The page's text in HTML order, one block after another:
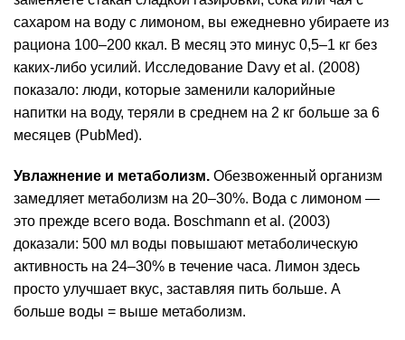
сахаром на воду с лимоном, вы ежедневно убираете из
рациона 100–200 ккал. В месяц это минус 0,5–1 кг без
каких-либо усилий. Исследование Davy et al. (2008)
показало: люди, которые заменили калорийные
напитки на воду, теряли в среднем на 2 кг больше за 6
месяцев (PubMed).
Увлажнение и метаболизм. Обезвоженный организм
замедляет метаболизм на 20–30%. Вода с лимоном —
это прежде всего вода. Boschmann et al. (2003)
доказали: 500 мл воды повышают метаболическую
активность на 24–30% в течение часа. Лимон здесь
просто улучшает вкус, заставляя пить больше. А
больше воды = выше метаболизм.